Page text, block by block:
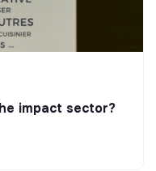
impact sector?